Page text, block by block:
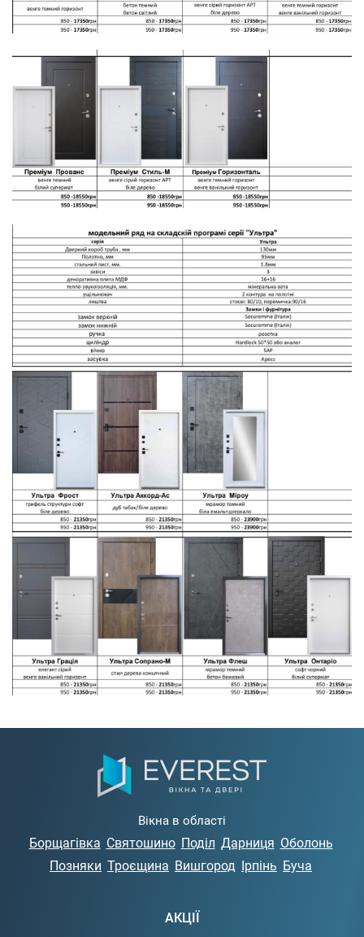
Вікна в області
Борщагівка Святошино Поділ Дарниця Оболонь
Позняки Троєщина Вишгород Ірпінь Буча
АКЦІЇ